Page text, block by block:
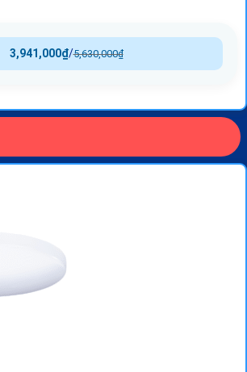
5,630,000₫
/
3,941,000₫